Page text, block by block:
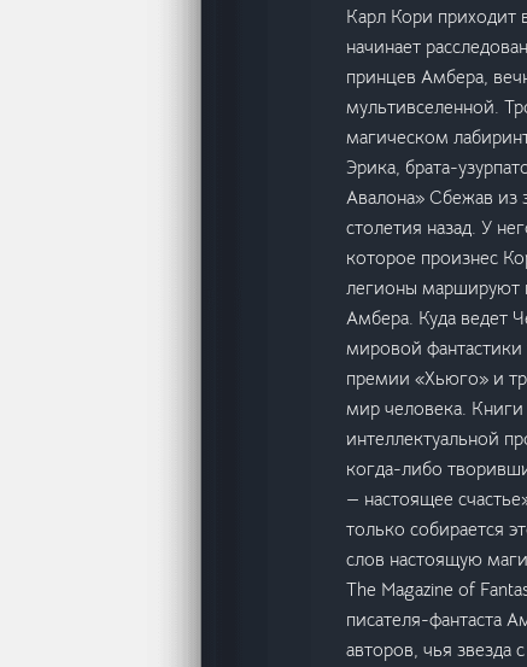
Карл Кори приходит
начинает
принцев Амбера,
мультивселенной.
магическом
Эрика, брата-
Авалона» Сбежав из
столетия назад. У
которое произнес
легионы маршируют
Амбера. Куда ведет
мировой
премии «Хьюго» и
мир человека.
интеллектуальной
когда-либо
— настоящее
только собирается
слов настоящую
The Magazine of
писателя-фантаста
авторов, чья звезда